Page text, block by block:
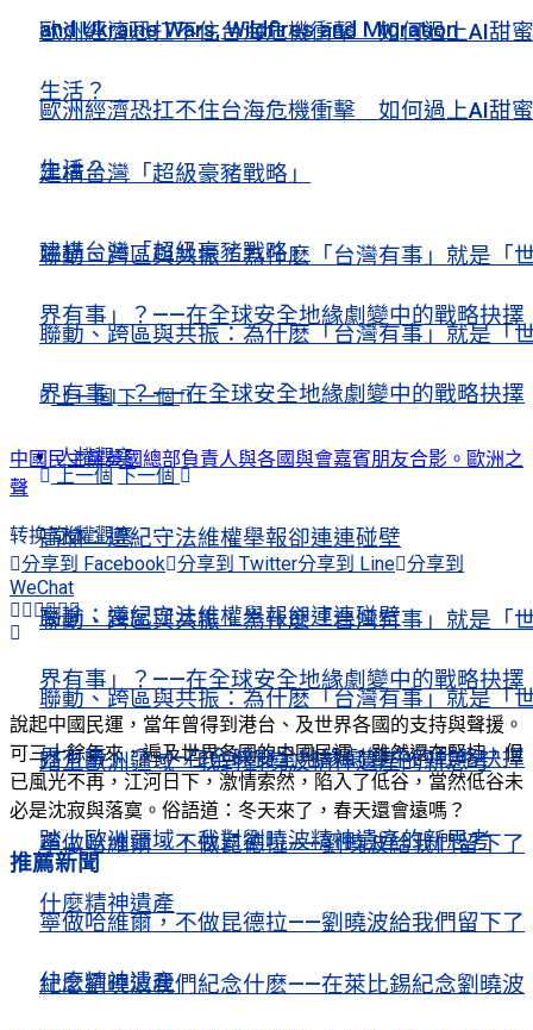
歐洲經濟恐扛不住台海危機衝擊 如何過上AI甜蜜
生活？
建構台灣「超級豪豬戰略」
聯動、跨區與共振：為什麽「台灣有事」就是「
界有事」？——在全球安全地緣劇變中的戰略抉擇
上一個 下一個
人權觀察
高瑜：遵紀守法維權舉報卻連連碰壁
聯動、跨區與共振：為什麽「台灣有事」就是「
界有事」？——在全球安全地緣劇變中的戰略抉擇
踏上歐洲疆域，我對劉曉波精神遺產的新思考
寧做哈維爾，不做昆德拉——劉曉波給我們留下了
什麼精神遺產
紀念劉曉波我們紀念什麽——在萊比錫紀念劉曉波
and Ukraine Wars, Wildfires and Migration
歐洲經濟恐扛不住台海危機衝擊 如何過上AI甜蜜
生活？
建構台灣「超級豪豬戰略」
聯動、跨區與共振：為什麽「台灣有事」就是「
界有事」？——在全球安全地緣劇變中的戰略抉擇
上一個 下一個
人權觀察
高瑜：遵紀守法維權舉報卻連連碰壁
聯動、跨區與共振：為什麽「台灣有事」就是「
界有事」？——在全球安全地緣劇變中的戰略抉擇
踏上歐洲疆域，我對劉曉波精神遺產的新思考
寧做哈維爾，不做昆德拉——劉曉波給我們留下了
什麼精神遺產
中國民主黨英國總部負責人與各國與會嘉賓朋友合影。歐洲之
聲
转换简体
分享到 Facebook 分享到 Twitter分享到 Line 分享到
WeChat
說起中國民運，當年曾得到港台、及世界各國的支持與聲援。
可三十餘年來，遍及世界各國的中國民運，雖然還在堅持，但
已風光不再，江河日下，激情索然，陷入了低谷，當然低谷未
必是沈寂與落寞。俗語道：冬天來了，春天還會遠嗎？
推薦新聞